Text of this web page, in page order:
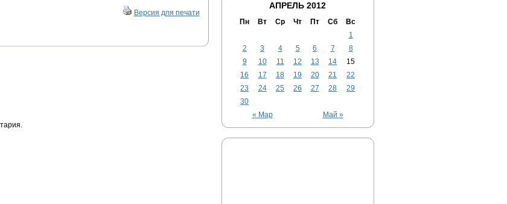
Версия для печати
АПРЕЛЬ 2012
Пн Вт Ср Чт Пт Сб Вс
« Мар Май »
1
2
3 4 5 6 7
8
9
10 11 12 13 14
15
16
17 18 19 20 21
22
23
24 25 26 27 28
29
30